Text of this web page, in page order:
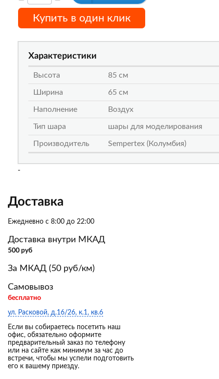
Купить в один клик
Характеристики
Высота 85 см
Ширина 65 см
Наполнение Воздух
Тип шара шары для моделирования
Производитель Sempertex (Колумбия)
-
Доставка
Ежедневно с 8:00 до 22:00
Доставка внутри МКАД
500 руб
За МКАД (50 руб/км)
Самовывоз
бесплатно
ул. Расковой, д.16/26, к.1, кв.6
Если вы собираетесь посетить наш
офис, обязательно оформите
предварительный заказ по телефону
или на сайте как минимум за час до
встречи, чтобы мы успели подготовить
его к вашему приезду.